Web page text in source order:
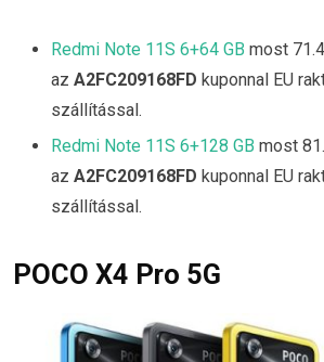
Redmi Note 11S 6+64 GB most
az A2FC209168FD kuponnal EU
szállítással.
Redmi Note 11S 6+128 GB most
az A2FC209168FD kuponnal EU
szállítással.
POCO X4 Pro 5G